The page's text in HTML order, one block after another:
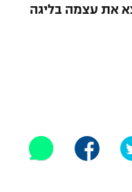
את עצמה בליגה